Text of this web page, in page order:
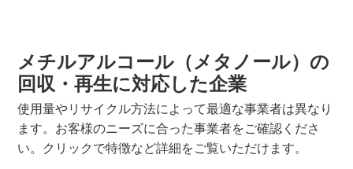
メチルアルコール（メタノール）の
回収・再生に対応した企業
使用量やリサイクル方法によって最適な事業者は異なり
ます。お客様のニーズに合った事業者をご確認くださ
い。クリックで特徴など詳細をご覧いただけます。